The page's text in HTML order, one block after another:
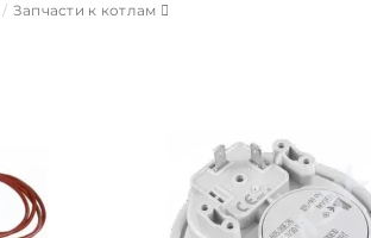
Запчасти к котлам